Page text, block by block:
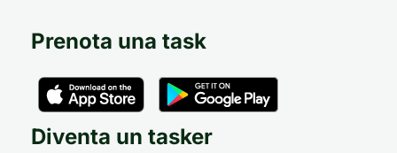
Prenota una task
Diventa un tasker